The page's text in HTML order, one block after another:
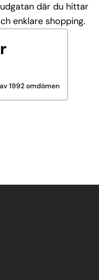
där du hittar
enklare shopping.
av 1992 omdömen